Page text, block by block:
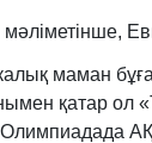
маман
қатар ол
Олимпиадада